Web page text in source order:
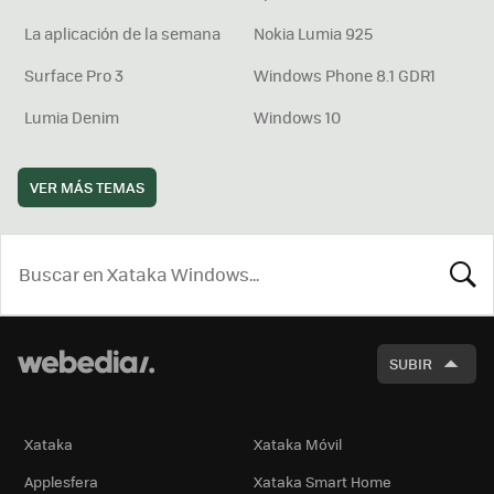
La aplicación de la semana
Nokia Lumia 925
Surface Pro 3
Windows Phone 8.1 GDR1
Lumia Denim
Windows 10
VER MÁS TEMAS
SUBIR
Xataka
Xataka Móvil
Applesfera
Xataka Smart Home